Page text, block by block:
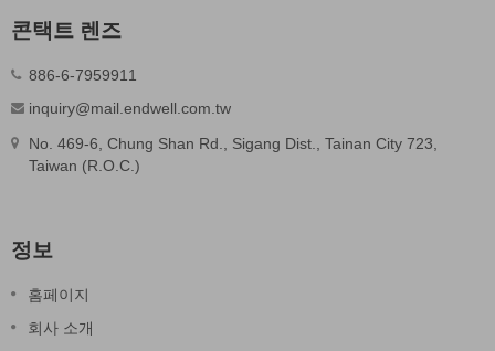
콘택트 렌즈
886-6-7959911
inquiry@mail.endwell.com.tw
No. 469-6, Chung Shan Rd., Sigang Dist., Tainan City 723,
Taiwan (R.O.C.)
정보
홈페이지
회사 소개